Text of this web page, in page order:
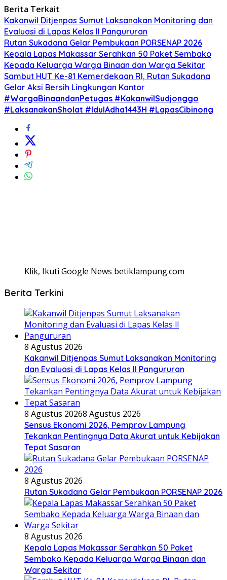
Berita Terkait
Kakanwil Ditjenpas Sumut Laksanakan Monitoring dan
Evaluasi di Lapas Kelas ll Pangururan
Rutan Sukadana Gelar Pembukaan PORSENAP 2026
Kepala Lapas Makassar Serahkan 50 Paket Sembako
Kepada Keluarga Warga Binaan dan Warga Sekitar
Sambut HUT Ke-81 Kemerdekaan RI, Rutan Sukadana
Gelar Aksi Bersih Lingkungan Kantor
#WargaBinaandanPetugas #KakanwilSudjonggo
#LaksanakanSholat #IdulAdha1443H #LapasCibinong
Klik, Ikuti Google News betiklampung.com
Berita Terkini
8 Agustus 2026
Kakanwil Ditjenpas Sumut Laksanakan Monitoring
dan Evaluasi di Lapas Kelas ll Pangururan
8 Agustus 20268 Agustus 2026
Sensus Ekonomi 2026, Pemprov Lampung
Tekankan Pentingnya Data Akurat untuk Kebijakan
Tepat Sasaran
8 Agustus 2026
Rutan Sukadana Gelar Pembukaan PORSENAP 2026
8 Agustus 2026
Kepala Lapas Makassar Serahkan 50 Paket
Sembako Kepada Keluarga Warga Binaan dan
Warga Sekitar